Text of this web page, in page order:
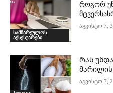
სამზარეულოს
აქსესუარები
როგორ
აგვისტო 7,
Რას
მარილის
აგვისტო 7,